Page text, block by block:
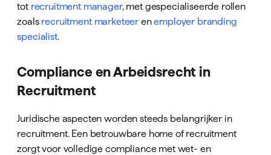
tot recruitment manager, met gespecialiseerde rollen
zoals recruitment marketeer enemployer branding
specialist.
Compliance en Arbeidsrecht in
Recruitment
Juridische aspecten worden steeds belangrijker in
recruitment. Een betrouwbare home of recruitment
zorgt voor volledige compliance met wet- en